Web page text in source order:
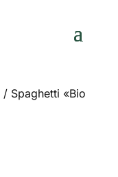
/ Spaghetti «Bio